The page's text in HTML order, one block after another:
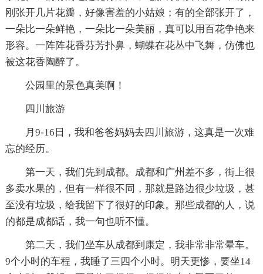
刚张开几片花瓣，好像害羞的小姑娘；有的全部张开了，
一朵比一朵鲜艳，一朵比一朵美丽，真可以用百花争艳来
形容。一阵阵花香芬芳扑鼻，蝴蝶在花丛中飞舞，仿佛也
被这花香陶醉了。
公园里的景色真美啊！
四川旅游
月9-16日，我和爸爸妈妈去四川旅游，这真是一次难
忘的经历。
第一天，我们先到成都。成都和广州差不多，街上很
多卖水果的，但有一样很不同，那就是路边很少垃圾，甚
至没有垃圾，给我留下了很好的印象。那些成都的人，说
的都是成都话，我一句也听不懂。
第二天，我们坐车从成都到康定，我非常非常晕车。
9个小时的车程，我睡了三四个小时。明天更惨，要坐14